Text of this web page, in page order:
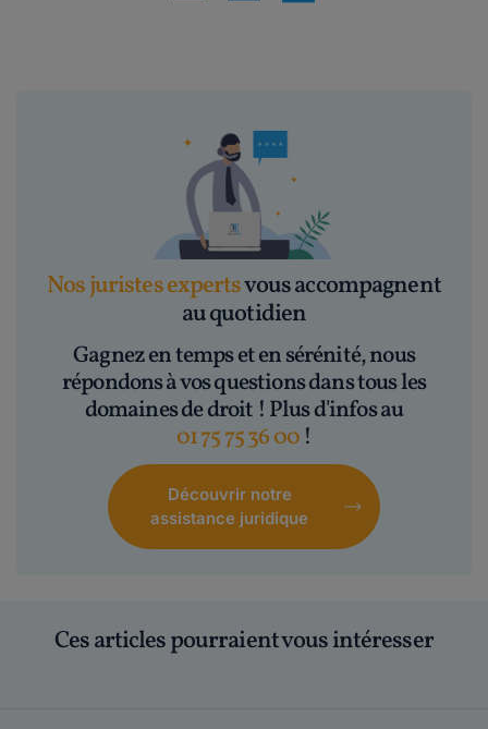
Nos juristes expertsvous accompagnent
au quotidien
Gagnez en temps et en sérénité, nous
répondons à vos questions dans tous les
domaines de droit ! Plus d'infos au
01 75 75 36 00 !
Découvrir notre
assistance juridique
Ces articles pourraient vous intéresser